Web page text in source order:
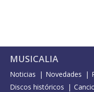
MUSICALIA
Noticias Novedades
Discos históricos